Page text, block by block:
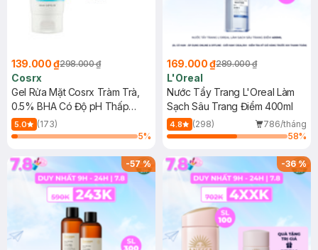
139.000 ₫298.000 ₫
Cosrx
Gel Rửa Mặt Cosrx Tràm Trà,
0.5% BHA Có Độ pH Thấp
150ml
5.0
(173)
5%
169.000 ₫289.000 ₫
L'Oreal
Nước Tẩy Trang L'Oreal Làm
Sạch Sâu Trang Điểm 400ml
4.8 (298)
786/tháng
58%
-57% -36%